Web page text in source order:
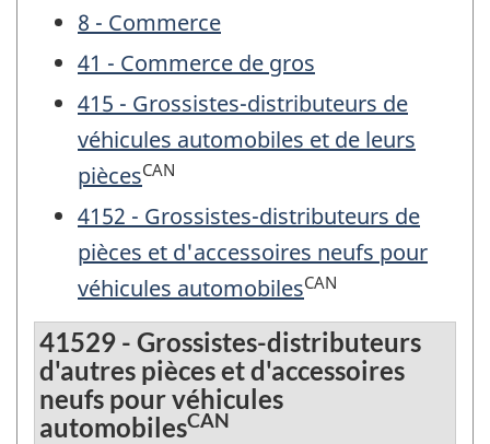
8 - Commerce
41 - Commerce de gros
415 - Grossistes-distributeurs de
véhicules automobiles et de leurs
piècesCAN
4152 - Grossistes-distributeurs de
pièces et d'accessoires neufs pour
véhicules automobilesCAN
41529 - Grossistes-distributeurs
d'autres pièces et d'accessoires
neufs pour véhicules
automobilesCAN